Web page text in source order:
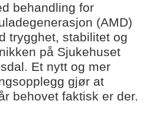
behandling for
(AMD)
trygghet, stabilitet og
på Sjukehuset
Et nytt og mer
gjør at
behovet faktisk er der.